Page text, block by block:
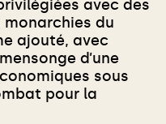
avec des
du
ajouté, avec
d’une
sous
pour la